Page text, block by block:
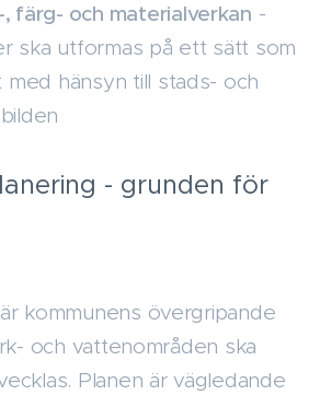
färg- och materialverkan -
ska utformas på ett sätt som
med hänsyn till stads- och
- grunden för
kommunens övergripande
och vattenområden ska
Planen är vägledande